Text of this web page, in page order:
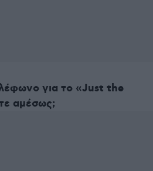
για το «Just the
αμέσως;